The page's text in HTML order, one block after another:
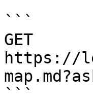
```
GET
https://
```